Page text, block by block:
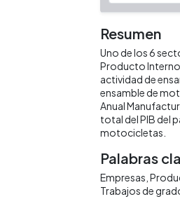
Resumen
Uno de los 6
Producto
actividad de
ensamble de
Anual
total del PIB del
motocicletas.
Palabras
Empresas
Trabajos de